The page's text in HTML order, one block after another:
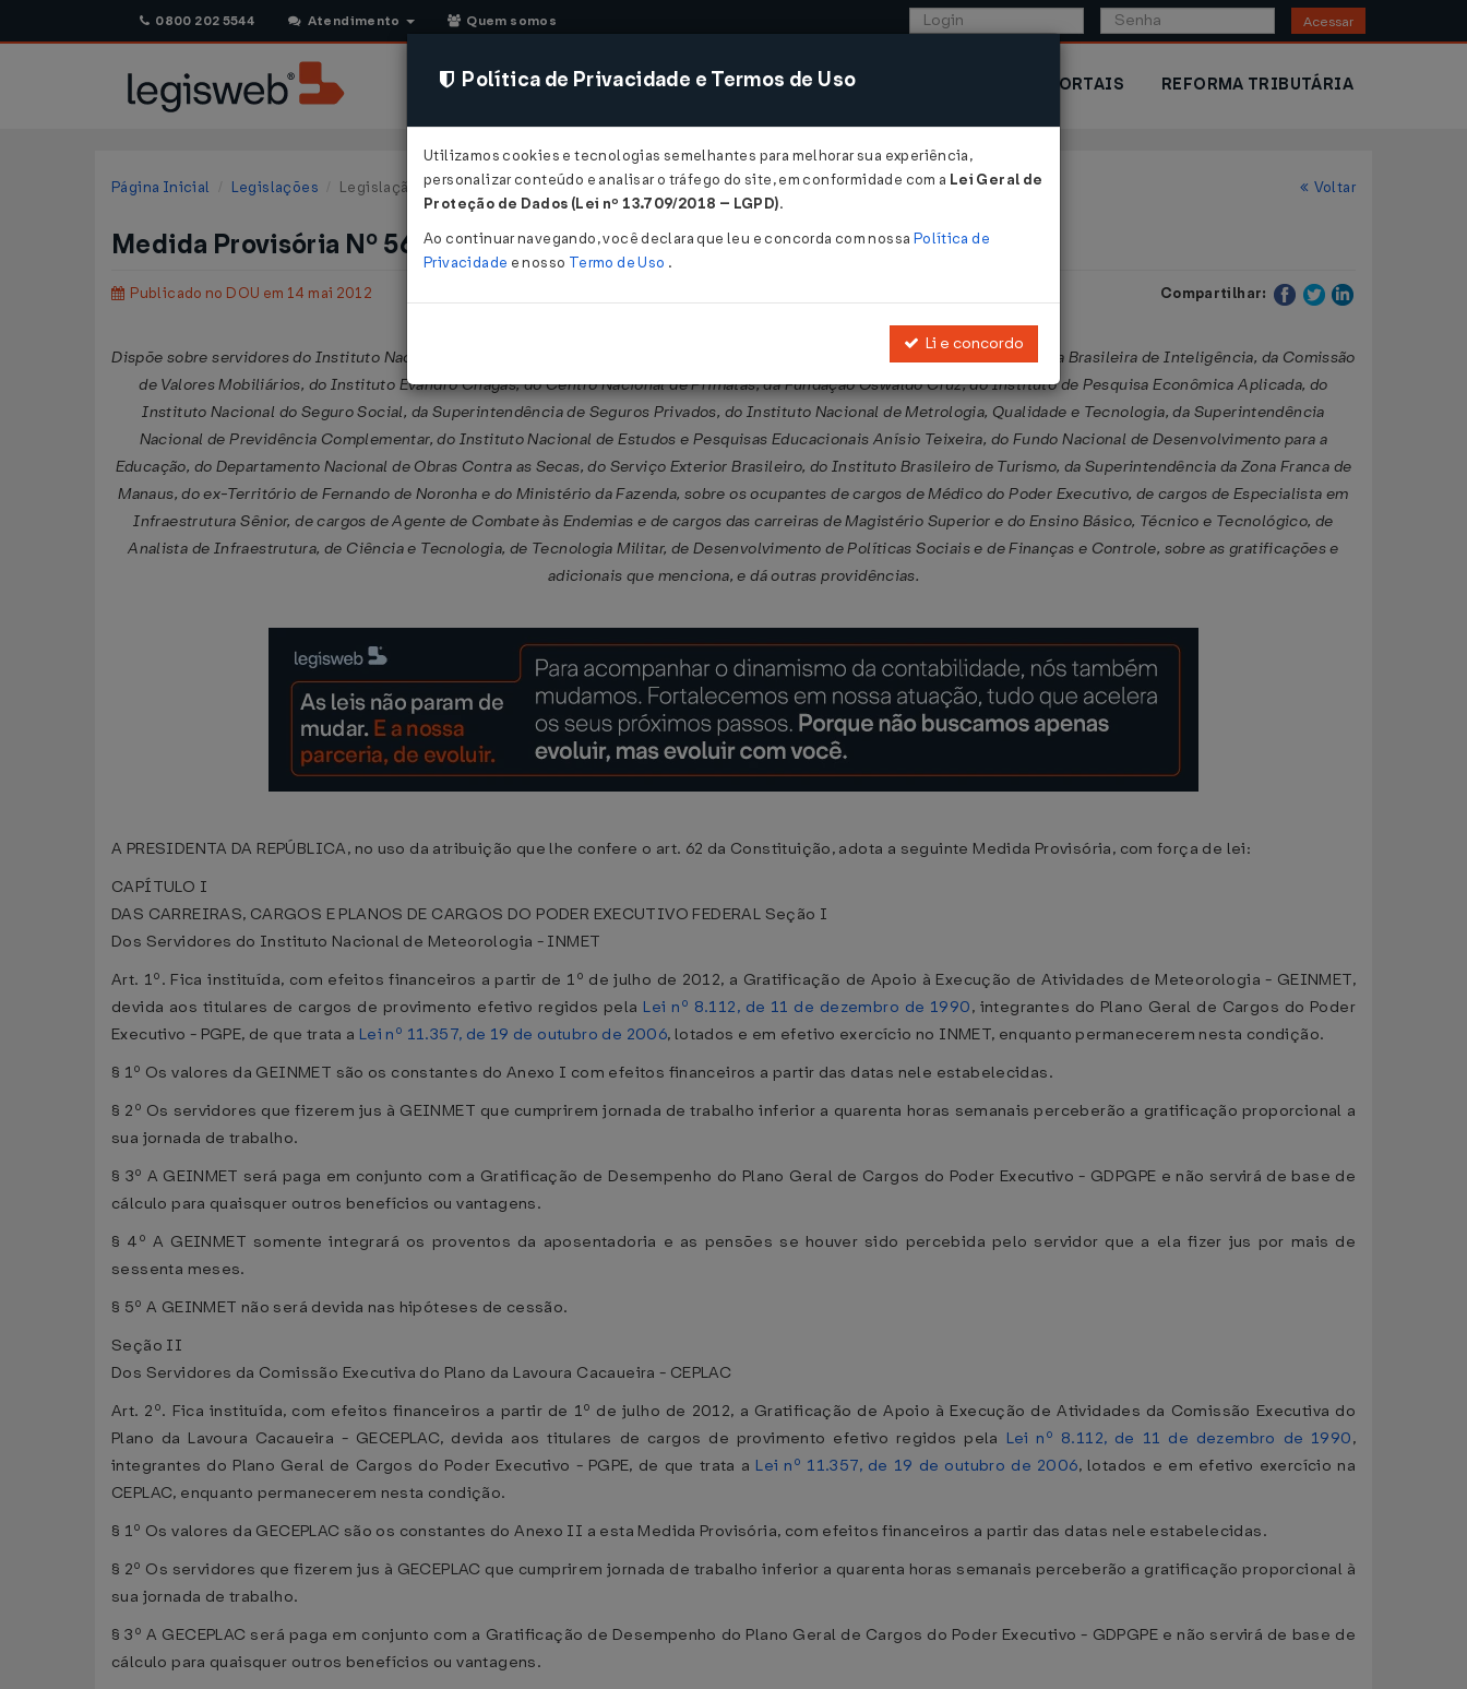
0800 202 5544 Atendimento Quem somos Acessar
CONSULTORIA SISTEMAS COMÉRCIO EXTERIOR PORTAIS REFORMA TRIBUTÁRIA
Página Inicial Legislações Legislação Federal Voltar
Medida Provisória Nº 568 DE 11/05/2012
Publicado no DOU em 14 mai 2012 Compartilhar:
Dispõe sobre servidores do Instituto Nacional de Meteorologia, da Comissão Executiva do Plano da Lavoura Cacaueira, da Agência Brasileira de Inteligência, da Comissão
de Valores Mobiliários, do Instituto Evandro Chagas, do Centro Nacional de Primatas, da Fundação Oswaldo Cruz, do Instituto de Pesquisa Econômica Aplicada, do
Instituto Nacional do Seguro Social, da Superintendência de Seguros Privados, do Instituto Nacional de Metrologia, Qualidade e Tecnologia, da Superintendência
Nacional de Previdência Complementar, do Instituto Nacional de Estudos e Pesquisas Educacionais Anísio Teixeira, do Fundo Nacional de Desenvolvimento para a
Educação, do Departamento Nacional de Obras Contra as Secas, do Serviço Exterior Brasileiro, do Instituto Brasileiro de Turismo, da Superintendência da Zona Franca de
Manaus, do ex-Território de Fernando de Noronha e do Ministério da Fazenda, sobre os ocupantes de cargos de Médico do Poder Executivo, de cargos de Especialista em
Infraestrutura Sênior, de cargos de Agente de Combate às Endemias e de cargos das carreiras de Magistério Superior e do Ensino Básico, Técnico e Tecnológico, de
Analista de Infraestrutura, de Ciência e Tecnologia, de Tecnologia Militar, de Desenvolvimento de Políticas Sociais e de Finanças e Controle, sobre as gratificações e
adicionais que menciona, e dá outras providências.
A PRESIDENTA DA REPÚBLICA, no uso da atribuição que lhe confere o art. 62 da Constituição, adota a seguinte Medida Provisória, com força de lei:
CAPÍTULO I
DAS CARREIRAS, CARGOS E PLANOS DE CARGOS DO PODER EXECUTIVO FEDERAL Seção I
Dos Servidores do Instituto Nacional de Meteorologia - INMET
Art. 1º. Fica instituída, com efeitos financeiros a partir de 1º de julho de 2012, a Gratificação de Apoio à Execução de Atividades de Meteorologia - GEINMET,
devida aos titulares de cargos de provimento efetivo regidos pela Lei nº 8.112, de 11 de dezembro de 1990, integrantes do Plano Geral de Cargos do Poder
Executivo - PGPE, de que trata a Lei nº 11.357, de 19 de outubro de 2006, lotados e em efetivo exercício no INMET, enquanto permanecerem nesta condição.
§ 1º Os valores da GEINMET são os constantes do Anexo I com efeitos financeiros a partir das datas nele estabelecidas.
§ 2º Os servidores que fizerem jus à GEINMET que cumprirem jornada de trabalho inferior a quarenta horas semanais perceberão a gratificação proporcional a
sua jornada de trabalho.
§ 3º A GEINMET será paga em conjunto com a Gratificação de Desempenho do Plano Geral de Cargos do Poder Executivo - GDPGPE e não servirá de base de
cálculo para quaisquer outros benefícios ou vantagens.
§ 4º A GEINMET somente integrará os proventos da aposentadoria e as pensões se houver sido percebida pelo servidor que a ela fizer jus por mais de
sessenta meses.
§ 5º A GEINMET não será devida nas hipóteses de cessão.
Seção II
Dos Servidores da Comissão Executiva do Plano da Lavoura Cacaueira - CEPLAC
Art. 2º. Fica instituída, com efeitos financeiros a partir de 1º de julho de 2012, a Gratificação de Apoio à Execução de Atividades da Comissão Executiva do
Plano da Lavoura Cacaueira - GECEPLAC, devida aos titulares de cargos de provimento efetivo regidos pela Lei nº 8.112, de 11 de dezembro de 1990,
integrantes do Plano Geral de Cargos do Poder Executivo - PGPE, de que trata a Lei nº 11.357, de 19 de outubro de 2006, lotados e em efetivo exercício na
CEPLAC, enquanto permanecerem nesta condição.
§ 1º Os valores da GECEPLAC são os constantes do Anexo II a esta Medida Provisória, com efeitos financeiros a partir das datas nele estabelecidas.
§ 2º Os servidores que fizerem jus à GECEPLAC que cumprirem jornada de trabalho inferior a quarenta horas semanais perceberão a gratificação proporcional à
sua jornada de trabalho.
§ 3º A GECEPLAC será paga em conjunto com a Gratificação de Desempenho do Plano Geral de Cargos do Poder Executivo - GDPGPE e não servirá de base de
cálculo para quaisquer outros benefícios ou vantagens.
Política de Privacidade e Termos de Uso
Utilizamos cookies e tecnologias semelhantes para melhorar sua experiência,
personalizar conteúdo e analisar o tráfego do site, em conformidade com a Lei Geral de
Proteção de Dados (Lei nº 13.709/2018 – LGPD).
Ao continuar navegando, você declara que leu e concorda com nossa Política de
Privacidade e nosso Termo de Uso .
Li e concordo